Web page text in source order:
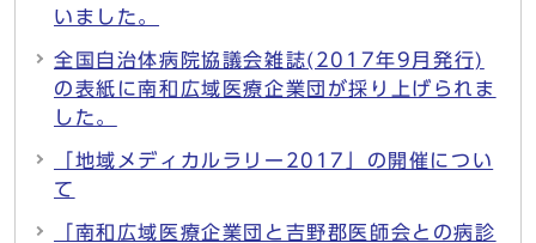
いました。
全国自治体病院協議会雑誌(2017年9月発行)
の表紙に南和広域医療企業団が採り上げられま
した。
「地域メディカルラリー2017」の開催につい
て
「南和広域医療企業団と吉野郡医師会との病診